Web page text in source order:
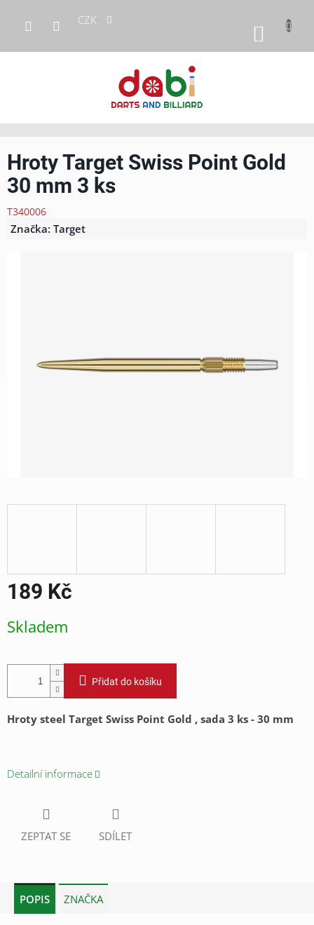
obsah
CZK
KOŠÍK
Hroty Target Swiss Point Gold
30 mm 3 ks
T340006
Značka: Target
189 Kč
cena:
Skladem
Přidat do košíku
Hroty steel Target Swiss Point Gold , sada 3 ks - 30 mm
Detailní informace
ZEPTAT SE SDÍLET
POPIS ZNAČKA